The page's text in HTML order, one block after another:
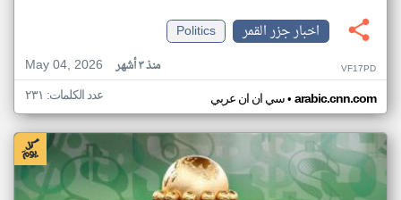
اخبار جزر القمر
Politics
May 04, 2026
منذ ٣ أشهر VF17PD
سي ان ان عربي• arabic.cnn.com عدد الكلمات: ٢٣١